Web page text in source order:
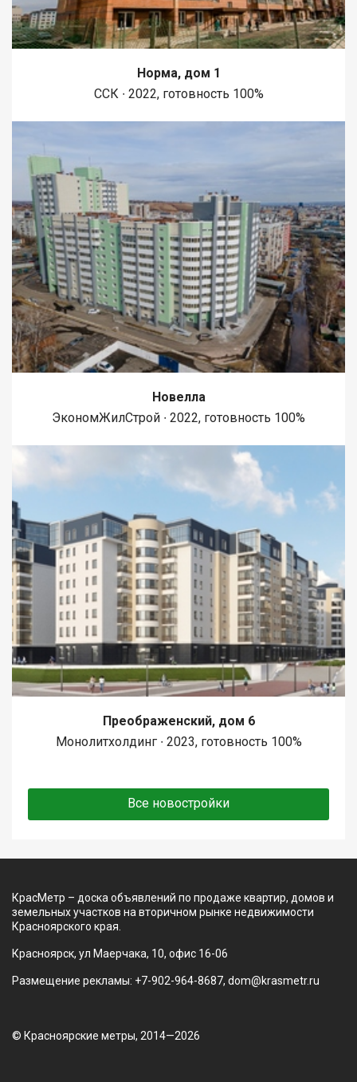
Норма, дом 1
ССК ∙ 2022, готовность 100%
Новелла
ЭкономЖилСтрой ∙ 2022, готовность 100%
Преображенский, дом 6
Монолитхолдинг ∙ 2023, готовность 100%
Все новостройки
КрасМетр – доска объявлений по продаже квартир, домов и
земельных участков на вторичном рынке недвижимости
Красноярского края.
Красноярск, ул Маерчака, 10, офис 16-06
Размещение рекламы: +7-902-964-8687, dom@krasmetr.ru
© Красноярские метры, 2014—2026